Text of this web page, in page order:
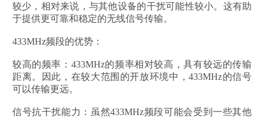
较少，相对来说，与其他设备的干扰可能性较小。这有助
于提供更可靠和稳定的无线信号传输。
433MHz频段的优势：
较高的频率：433MHz的频率相对较高，具有较远的传输
距离。因此，在较大范围的开放环境中，433MHz的信号
可以传输更远。
信号抗干扰能力：虽然433MHz频段可能会受到一些其他